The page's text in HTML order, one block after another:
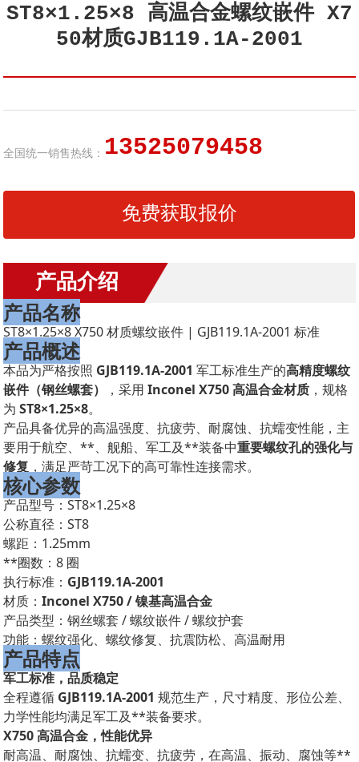
ST8×1.25×8 高温合金螺纹嵌件 X7
50材质GJB119.1A-2001
全国统一销售热线： 13525079458
免费获取报价
产品介绍
产品名称
ST8×1.25×8 X750 材质螺纹嵌件 | GJB119.1A-2001 标准
产品概述
本品为严格按照 GJB119.1A-2001 军工标准生产的高精度螺纹
嵌件（钢丝螺套）
，采用Inconel X750 高温合金材质 ，规格
为ST8×1.25×8。
产品具备优异的高温强度、抗疲劳、耐腐蚀、抗蠕变性能，主
要用于航空、**、舰船、军工及**装备中重要螺纹孔的强化与
修复 ，满足严苛工况下的高可靠性连接需求。
核心参数
产品型号：ST8×1.25×8
公称直径：ST8
螺距：1.25mm
**圈数：8 圈
执行标准： GJB119.1A-2001
材质：Inconel X750 / 镍基高温合金
产品类型：钢丝螺套 / 螺纹嵌件 / 螺纹护套
功能：螺纹强化、螺纹修复、抗震防松、高温耐用
产品特点
军工标准，品质稳定
全程遵循 GJB119.1A-2001 规范生产，尺寸精度、形位公差、
力学性能均满足军工及**装备要求。
X750 高温合金，性能优异
耐高温、耐腐蚀、抗蠕变、抗疲劳，在高温、振动、腐蚀等**